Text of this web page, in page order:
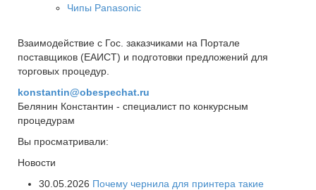
Чипы Panasonic
Взаимодействие с Гос. заказчиками на Портале
поставщиков (ЕАИСТ) и подготовки предложений для
торговых процедур.
konstantin@obespechat.ru
Белянин Константин - специалист по конкурсным
процедурам
Вы просматривали:
Новости
30.05.2026 Почему чернила для принтера такие